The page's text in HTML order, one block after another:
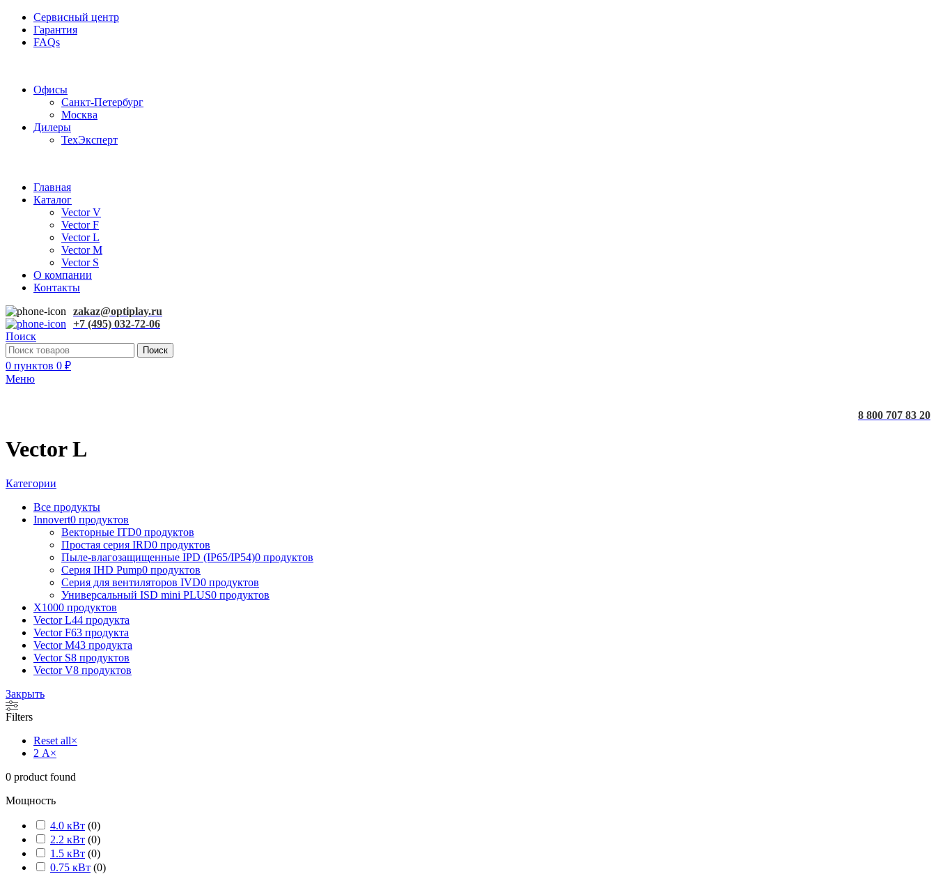
Сервисный центр
Гарантия
FAQs
Офисы
Санкт-Петербург
Москва
Дилеры
ТехЭксперт
Главная
Каталог
Vector V
Vector F
Vector L
Vector M
Vector S
О компании
Контакты
zakaz@optiplay.ru
+7 (495) 032-72-06
Поиск
Поиск
0 пунктов 0 ₽
Меню
8 800 707 83 20
Vector L
Категории
Все продукты
Innovert0 продуктов
Векторные ITD0 продуктов
Простая серия IRD0 продуктов
Пыле-влагозащищенные IPD (IP65/IP54)0 продуктов
Серия IHD Pump0 продуктов
Серия для вентиляторов IVD0 продуктов
Универсальный ISD mini PLUS0 продуктов
X1000 продуктов
Vector L44 продукта
Vector F63 продукта
Vector M43 продукта
Vector S8 продуктов
Vector V8 продуктов
Закрыть
Filters
Reset all×
2 А×
0 product found
Мощность
4.0 кВт (0)
2.2 кВт (0)
1.5 кВт (0)
0.75 кВт (0)